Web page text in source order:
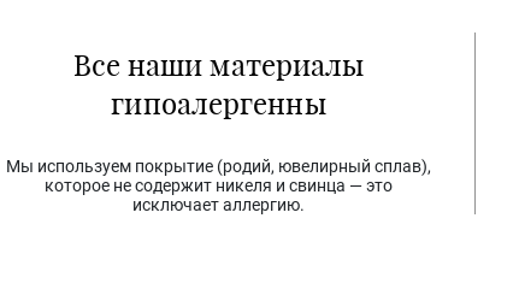
Все наши материалы
гипоалергенны
Мы используем покрытие (родий, ювелирный сплав),
которое не содержит никеля и свинца — это
исключает аллергию.